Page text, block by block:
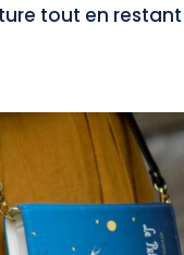
tout en